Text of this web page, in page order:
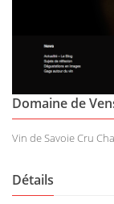
Domaine de
Vin de Savoie Cru
Détails